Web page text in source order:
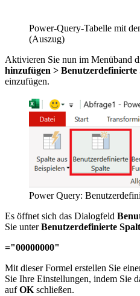
Power-Query-Tabelle mit
(Auszug)
Aktivieren Sie nun im Menüband
hinzufügen > Benutzerdefinierte
einzufügen.
Power Query:
Es öffnet sich das Dialogfeld
Sie unterBenutzerdefinierte
="00000000"
Mit dieser Formel erstellen Sie
Sie Ihre Einstellungen, indem Sie
aufOK schließen.